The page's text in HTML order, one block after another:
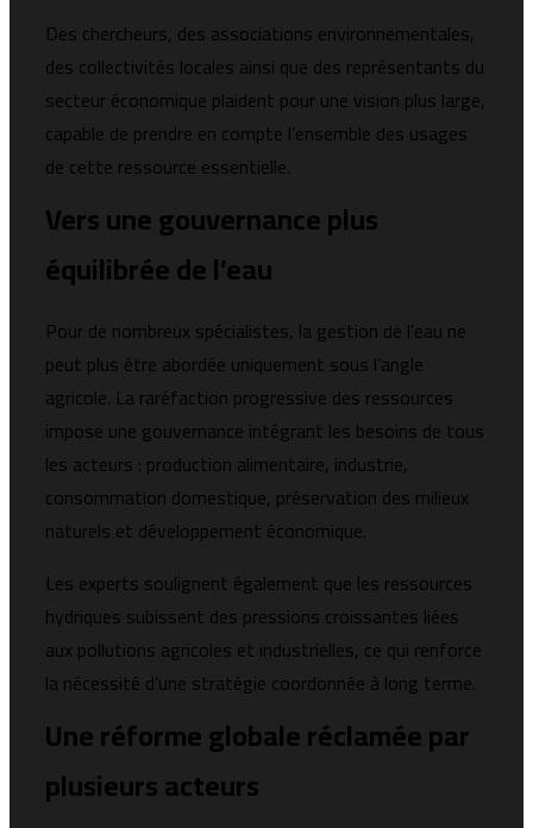
Des chercheurs, des associations environnementales,
des collectivités locales ainsi que des représentants du
secteur économique plaident pour une vision plus large,
capable de prendre en compte l’ensemble des usages
de cette ressource essentielle.
Vers une gouvernance plus
équilibrée de l’eau
Pour de nombreux spécialistes, la gestion de l’eau ne
peut plus être abordée uniquement sous l’angle
agricole. La raréfaction progressive des ressources
impose une gouvernance intégrant les besoins de tous
les acteurs : production alimentaire, industrie,
consommation domestique, préservation des milieux
naturels et développement économique.
Les experts soulignent également que les ressources
hydriques subissent des pressions croissantes liées
aux pollutions agricoles et industrielles, ce qui renforce
la nécessité d’une stratégie coordonnée à long terme.
Une réforme globale réclamée par
plusieurs acteurs